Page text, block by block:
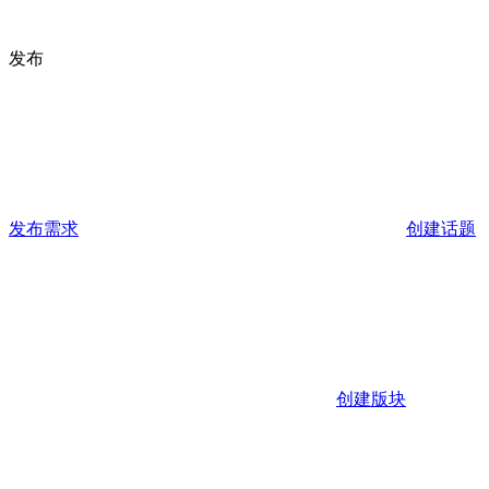
发布
发布需求 创建话题
创建版块